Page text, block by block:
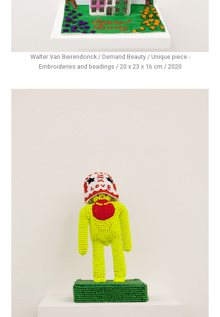
Walter Van Beirendonck / Demand Beauty / Unique piece -
Embroideries and beadings / 20 x 23 x 16 cm / 2020